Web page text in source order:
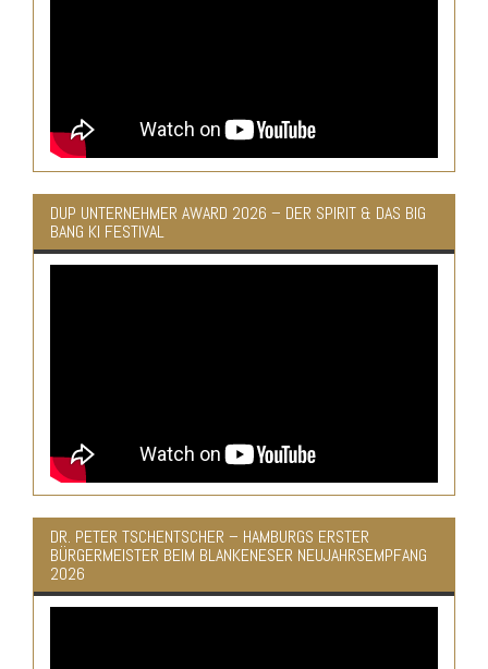
DUP UNTERNEHMER AWARD 2026 – DER SPIRIT & DAS BIG
BANG KI FESTIVAL
DR. PETER TSCHENTSCHER – HAMBURGS ERSTER
BÜRGERMEISTER BEIM BLANKENESER NEUJAHRSEMPFANG
2026